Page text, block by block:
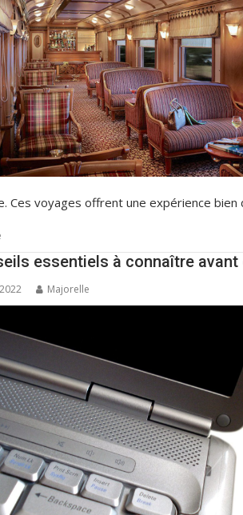
Ces voyages offrent une expérience
essentiels à connaître
Majorelle